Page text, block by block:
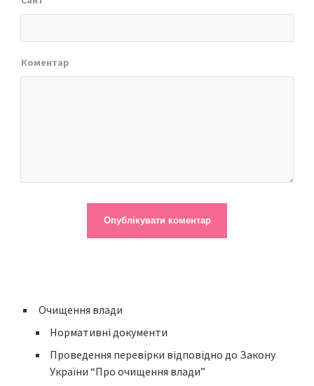
Коментар
Очищення влади
Нормативні документи
Проведення перевірки відповідно до Закону
України “Про очищення влади”